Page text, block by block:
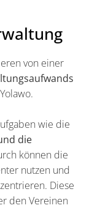
von einer
wie die
die
können die
nutzen und
Diese
den Vereinen